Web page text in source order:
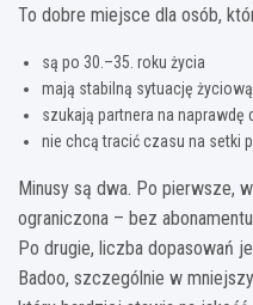
To dobre miejsce dla osób,
są po 30.–35. roku życia
mają stabilną sytuację
szukają partnera na naprawdę
nie chcą tracić czasu na setki
Minusy są dwa. Po pierwsze,
ograniczona – bez
Po drugie, liczba dopasowań
Badoo, szczególnie w